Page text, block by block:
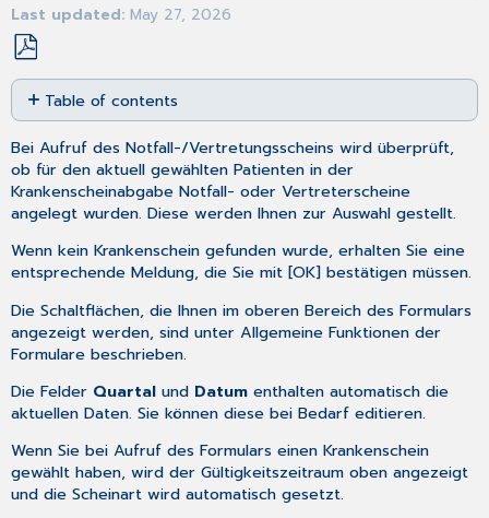
Last updated May 27, 2026
Save
as
PDF
Table of contents
Diagnosen
und
Befunde
Register
Leistungsziffern
Bei Aufruf des Notfall-/Vertretungsscheins wird überprüft,
ob für den aktuell gewählten Patienten in der
Krankenscheinabgabe Notfall- oder Vertreterscheine
angelegt wurden. Diese werden Ihnen zur Auswahl gestellt.
Wenn kein Krankenschein gefunden wurde, erhalten Sie eine
entsprechende Meldung, die Sie mit [OK] bestätigen müssen.
Die Schaltflächen, die Ihnen im oberen Bereich des Formulars
angezeigt werden, sind unterAllgemeine Funktionen der
Formulare beschrieben.
Die Felder Quartal und Datum enthalten automatisch die
aktuellen Daten. Sie können diese bei Bedarf editieren.
Wenn Sie bei Aufruf des Formulars einen Krankenschein
gewählt haben, wird der Gültigkeitszeitraum oben angezeigt
und die Scheinart wird automatisch gesetzt.